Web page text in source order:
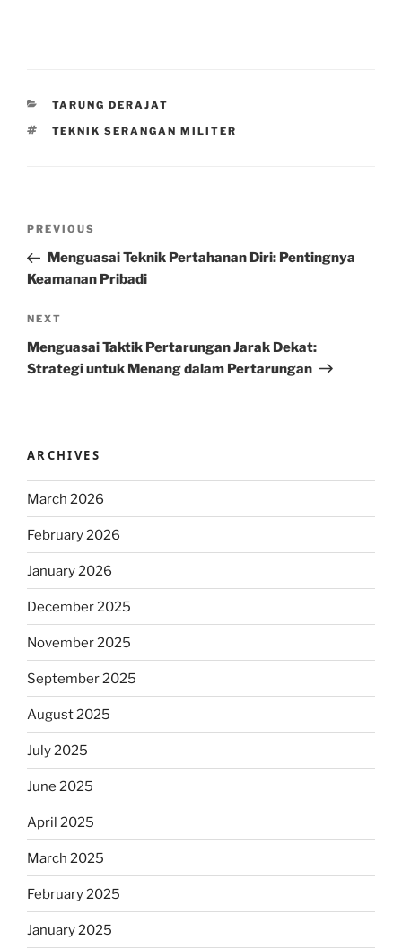
CATEGORIES
TARUNG DERAJAT
TAGS
TEKNIK SERANGAN MILITER
Previous
Post
PREVIOUS
Menguasai Teknik Pertahanan Diri: Pentingnya
Keamanan Pribadi
Next
Post
NEXT
Menguasai Taktik Pertarungan Jarak Dekat:
Strategi untuk Menang dalam Pertarungan
ARCHIVES
March 2026
February 2026
January 2026
December 2025
November 2025
September 2025
August 2025
July 2025
June 2025
April 2025
March 2025
February 2025
January 2025